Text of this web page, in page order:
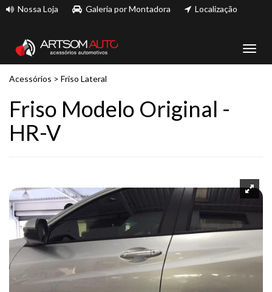
Nossa Loja Galeria por Montadora Localização
Acessórios > Friso Lateral
Friso Modelo Original -
HR-V